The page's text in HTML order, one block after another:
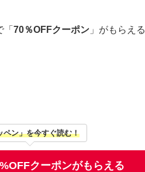
70％OFFクーポン 」がもらえる
ペン」を今すぐ読む！
クーポンがもらえる